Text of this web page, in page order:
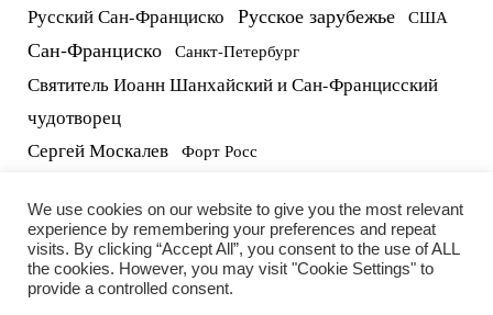
Русский Сан-Франциско Русское зарубежье США
Сан-Франциско Санкт-Петербург
Святитель Иоанн Шанхайский и Сан-Францисский
чудотворец
Сергей Москалев Форт Росс
We use cookies on our website to give you the most relevant
experience by remembering your preferences and repeat
visits. By clicking “Accept All”, you consent to the use of ALL
the cookies. However, you may visit "Cookie Settings" to
provide a controlled consent.